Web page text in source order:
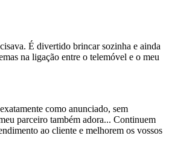
É divertido brincar sozinha e ainda
na ligação entre o telemóvel e o meu
como anunciado, sem
parceiro também adora... Continuem
ao cliente e melhorem os vossos